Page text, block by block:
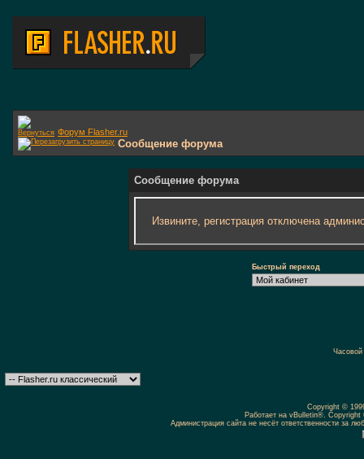
Форум Flasher.ru
Сообщение форума
Сообщение форума
Извините, регистрация отключена
Быстрый переход
Copyright ©
Работает на vBulletin®.
Администрация сайта не несёт ответственности за